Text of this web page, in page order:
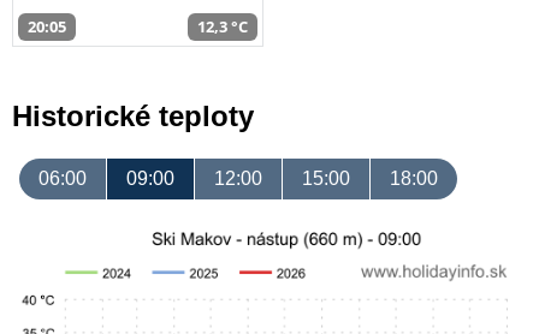
20:05 12,3 °C
Historické teploty
06:00 09:00 12:00 15:00 18:00